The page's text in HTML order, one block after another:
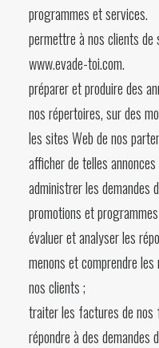
programmes et services.
permettre à nos clients de
www.evade-toi.com.
préparer et produire des
nos répertoires, sur des
les sites Web de nos
afficher de telles annonces
administrer les demandes
promotions et
évaluer et analyser les
menons et comprendre
nos clients ;
traiter les factures de nos
répondre à des demandes